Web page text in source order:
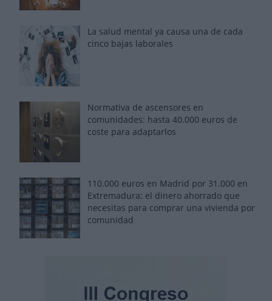
La salud mental ya causa una de cada
cinco bajas laborales
Normativa de ascensores en
comunidades: hasta 40.000 euros de
coste para adaptarlos
110.000 euros en Madrid por 31.000 en
Extremadura: el dinero ahorrado que
necesitas para comprar una vivienda por
comunidad